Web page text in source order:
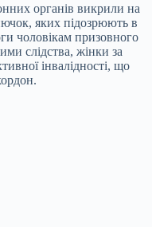
органів викрили на
яких підозрюють в
чоловікам призовного
слідства, жінки за
інвалідності, що